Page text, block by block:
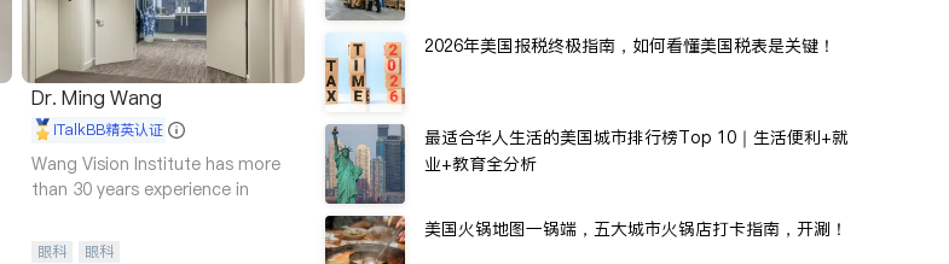
Dr. Ming Wang
iTalkBB精英认证
Wang Vision Institute has more
than 30 years experience in
眼科 眼科
2026年美国报税终极指南，如何看懂美国税表是关键！
最适合华人生活的美国城市排行榜Top 10｜生活便利+就
业+教育全分析
美国火锅地图一锅端，五大城市火锅店打卡指南，开涮！